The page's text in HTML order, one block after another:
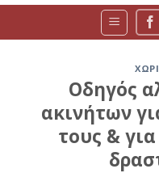
Οδηγός
ακινήτων
τους &